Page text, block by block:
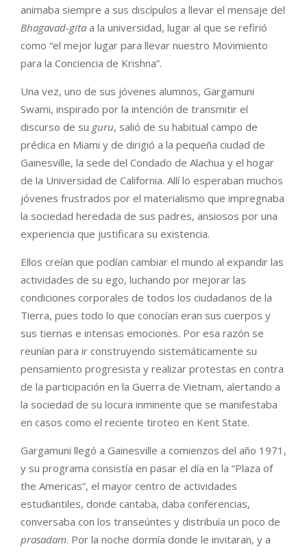
animaba siempre a sus discípulos a llevar el mensaje del
Bhagavad-gita a la universidad, lugar al que se refirió
como “el mejor lugar para llevar nuestro Movimiento
para la Conciencia de Krishna”.
Una vez, uno de sus jóvenes alumnos, Gargamuni
Swami, inspirado por la intención de transmitir el
discurso de su guru, salió de su habitual campo de
prédica en Miami y de dirigió a la pequeña ciudad de
Gainesville, la sede del Condado de Alachua y el hogar
de la Universidad de California. Allí lo esperaban muchos
jóvenes frustrados por el materialismo que impregnaba
la sociedad heredada de sus padres, ansiosos por una
experiencia que justificara su existencia.
Ellos creían que podían cambiar el mundo al expandir las
actividades de su ego, luchando por mejorar las
condiciones corporales de todos los ciudadanos de la
Tierra, pues todo lo que conocían eran sus cuerpos y
sus tiernas e intensas emociones. Por esa razón se
reunían para ir construyendo sistemáticamente su
pensamiento progresista y realizar protestas en contra
de la participación en la Guerra de Vietnam, alertando a
la sociedad de su locura inminente que se manifestaba
en casos como el reciente tiroteo en Kent State.
Gargamuni llegó a Gainesville a comienzos del año 1971,
y su programa consistía en pasar el día en la “Plaza of
the Americas”, el mayor centro de actividades
estudiantiles, donde cantaba, daba conferencias,
conversaba con los transeúntes y distribuía un poco de
prasadam. Por la noche dormía donde le invitaran, y a